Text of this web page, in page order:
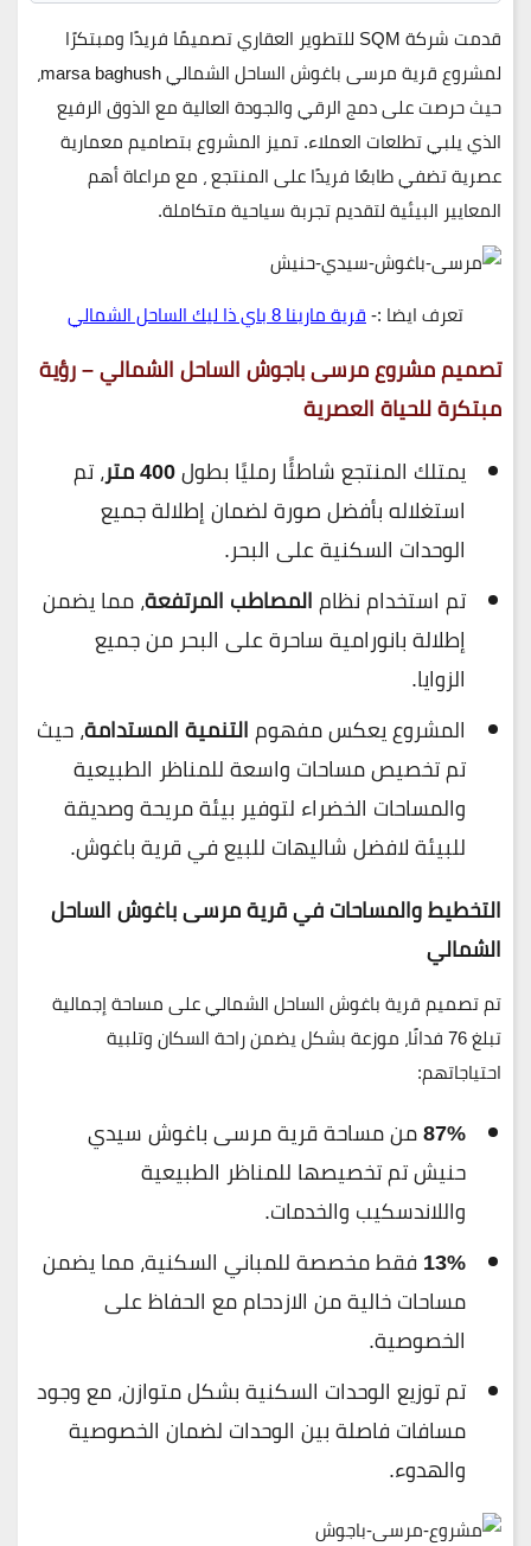
قدمتشركة SQM للتطوير العقاري
تصميمًا فريدًا ومبتكرًا
لمشروع قريةمرسى باغوش الساحل الشمالي marsa baghush
،
حيث حرصت على دمج الرقي والجودة العالية مع الذوق الرفيع
الذي يلبي تطلعات العملاء. تميز المشروع بتصاميم معمارية
عصرية تضفي طابعًا فريدًا على المنتجع ، مع مراعاة أهم
المعايير البيئية لتقديم تجربة سياحية متكاملة.
تعرف ايضا :-قرية مارينا 8 باي ذا ليك الساحل الشمالي
تصميم مشروع مرسى باجوش الساحل الشمالي – رؤية
مبتكرة للحياة العصرية
يمتلك المنتجع شاطئًا رمليًا بطول400 متر
، تم
استغلاله بأفضل صورة لضمان إطلالة جميع
الوحدات السكنية على البحر.
تم استخدام نظامالمصاطب المرتفعة، مما يضمن
إطلالة بانورامية ساحرة على البحر من جميع
الزوايا.
المشروع يعكس مفهومالتنمية المستدامة، حيث
تم تخصيص مساحات واسعة للمناظر الطبيعية
والمساحات الخضراء لتوفير بيئة مريحة وصديقة
للبيئة لافضل شاليهات للبيع في قرية باغوش.
التخطيط والمساحات فيقرية مرسى باغوش الساحل
الشمالي
تم تصميم قرية باغوش الساحل الشمالي على مساحة إجمالية
تبلغ76 فدانًا
، موزعة بشكل يضمن راحة السكان وتلبية
احتياجاتهم:
87%من مساحة قرية مرسى باغوش سيدي
حنيش تم تخصيصها للمناظر الطبيعية
واللاندسكيب والخدمات.
13%فقط مخصصة للمباني السكنية، مما يضمن
مساحات خالية من الازدحام مع الحفاظ على
الخصوصية.
تم توزيع الوحدات السكنية بشكل متوازن، مع وجود
مسافات فاصلة بين الوحدات لضمان الخصوصية
والهدوء.